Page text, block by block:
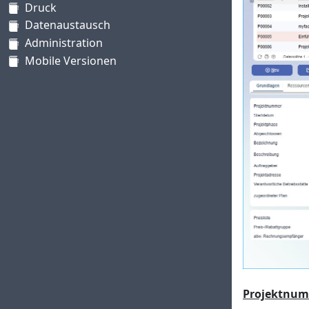
Druck
Datenaustausch
Administration
Mobile Versionen